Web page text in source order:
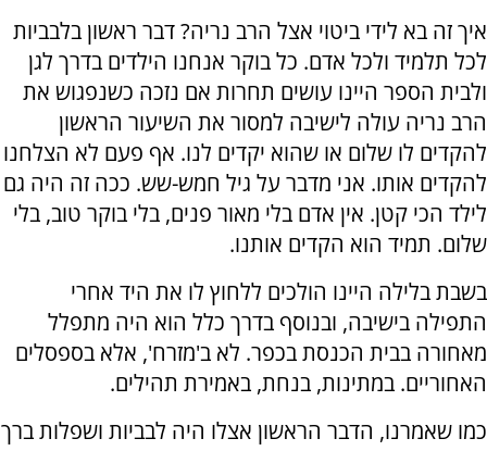
איך זה בא לידי ביטוי אצל הרב נריה? דבר ראשון בלבביות
לכל תלמיד ולכל אדם. כל בוקר אנחנו הילדים בדרך לגן
ולבית הספר היינו עושים תחרות אם נזכה כשנפגוש את
הרב נריה עולה לישיבה למסור את השיעור הראשון
להקדים לו שלום או שהוא יקדים לנו. אף פעם לא הצלחנו
להקדים אותו. אני מדבר על גיל חמש-שש. ככה זה היה גם
לילד הכי קטן. אין אדם בלי מאור פנים, בלי בוקר טוב, בלי
שלום. תמיד הוא הקדים אותנו.
בשבת בלילה היינו הולכים ללחוץ לו את היד אחרי
התפילה בישיבה, ובנוסף בדרך כלל הוא היה מתפלל
מאחורה בבית הכנסת בכפר. לא ב'מזרח', אלא בספסלים
האחוריים. במתינות, בנחת, באמירת תהילים.
כמו שאמרנו, הדבר הראשון אצלו היה לבביות ושפלות ברך